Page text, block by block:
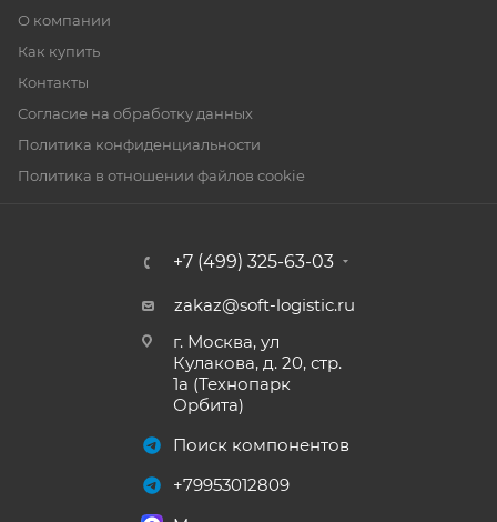
О компании
Как купить
Контакты
Согласие на обработку данных
Политика конфиденциальности
Политика в отношении файлов cookie
+7 (499) 325-63-03
zakaz@soft-logistic.ru
г. Москва, ул
Кулакова, д. 20, стр.
1а (Технопарк
Орбита)
Поиск компонентов
+79953012809